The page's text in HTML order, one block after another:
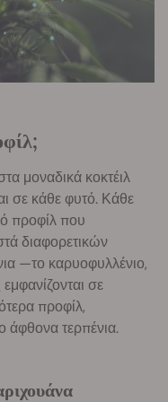
μοναδικά κοκτέιλ
σε κάθε φυτό. Κάθε
προφίλ που
διαφορετικών
—το καρυοφυλλένιο,
σε
προφίλ,
άφθονα τερπένια.